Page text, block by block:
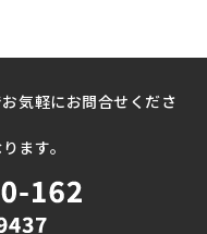
気軽にお問合せくださ
ます。